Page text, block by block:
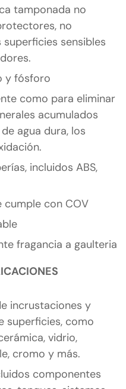
tamponada no
no
sensibles
y fósforo
como para eliminar
acumulados
agua dura, los
incluidos ABS,
cumple con COV
fragancia a gaulteria
incrustaciones y
superficies, como
vidrio,
cromo y más.
componentes